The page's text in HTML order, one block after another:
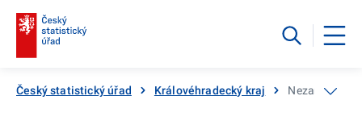
Český statistický úřad Královéhradecký kraj